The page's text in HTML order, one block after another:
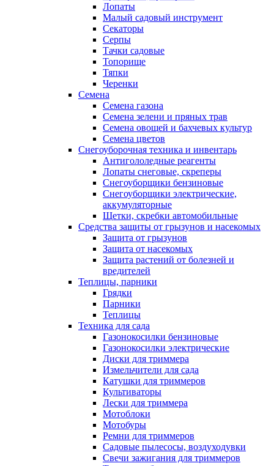
Лопаты
Малый садовый инструмент
Секаторы
Серпы
Тачки садовые
Топорище
Тяпки
Черенки
Семена
Семена газона
Семена зелени и пряных трав
Семена овощей и бахчевых культур
Семена цветов
Снегоуборочная техника и инвентарь
Антигололедные реагенты
Лопаты снеговые, скреперы
Снегоуборщики бензиновые
Снегоуборщики электрические,
аккумуляторные
Щетки, скребки автомобильные
Средства защиты от грызунов и насекомых
Защита от грызунов
Защита от насекомых
Защита растений от болезней и
вредителей
Теплицы, парники
Грядки
Парники
Теплицы
Техника для сада
Газонокосилки бензиновые
Газонокосилки электрические
Диски для триммера
Измельчители для сада
Катушки для триммеров
Культиваторы
Лески для триммера
Мотоблоки
Мотобуры
Ремни для триммеров
Садовые пылесосы, воздуходувки
Свечи зажигания для триммеров